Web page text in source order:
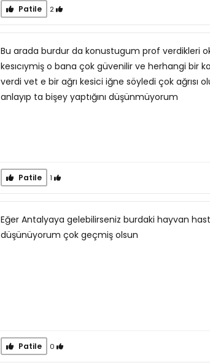
Patile 2
Bu arada burdur da konustugum prof verdikleri
kesıcıymiş o bana çok güvenilir ve herhangi bir
verdi vet e bir ağrı kesici iğne söyledi çok ağrısı
anlayıp ta bişey yaptığını düşünmüyorum
Patile 1
Eğer Antalyaya gelebilirseniz burdaki hayvan
düşünüyorum çok geçmiş olsun
Patile 0